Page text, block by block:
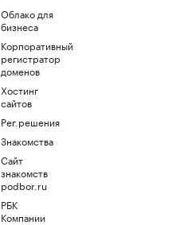
Облако для
бизнеса
Корпоративный
регистратор
доменов
Хостинг
сайтов
Рег.решения
Знакомства
Сайт
знакомств
podbor.ru
РБК
Компании